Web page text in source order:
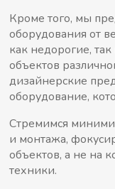
Кроме того, мы
оборудования от
как недорогие,
объектов
дизайнерские
оборудование,
Стремимся
и монтажа,
объектов, а не на
техники.